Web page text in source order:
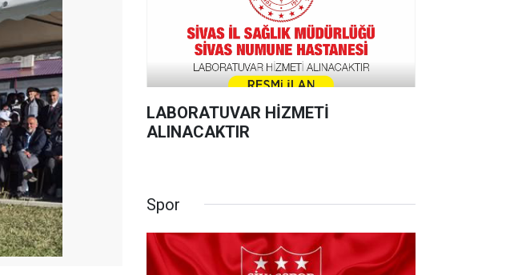
LABORATUVAR HİZMETİ
ALINACAKTIR
Spor